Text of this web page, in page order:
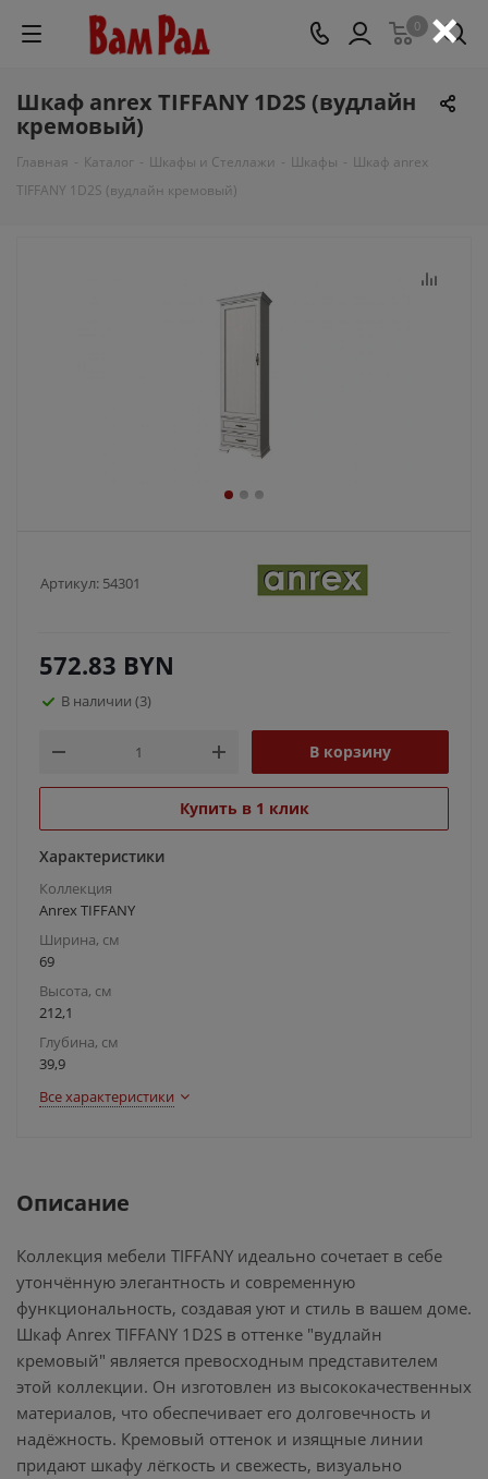
0
Шкаф anrex TIFFANY 1D2S (вудлайн
кремовый)
Главная - Каталог - Шкафы и Стеллажи - Шкафы - Шкаф anrex
TIFFANY 1D2S (вудлайн кремовый)
Артикул: 54301
572.83 BYN
В наличии (3)
В корзину
Купить в 1 клик
Характеристики
Коллекция
Anrex TIFFANY
Ширина, см
69
Высота, см
212,1
Глубина, см
39,9
Все характеристики
Описание
Коллекция мебели TIFFANY идеально сочетает в себе
утончённую элегантность и современную
функциональность, создавая уют и стиль в вашем доме.
Шкаф Anrex TIFFANY 1D2S в оттенке "вудлайн
кремовый" является превосходным представителем
этой коллекции. Он изготовлен из высококачественных
материалов, что обеспечивает его долговечность и
надёжность. Кремовый оттенок и изящные линии
придают шкафу лёгкость и свежесть, визуально
×